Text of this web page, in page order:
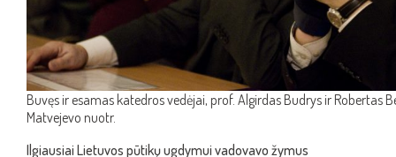
Buvęs ir esamas katedros vedėjai, prof. Algirdas Budrys ir Robertas
Matvejevo nuotr.
Ilgiausiai Lietuvos pūtikų ugdymui vadovavo žymus